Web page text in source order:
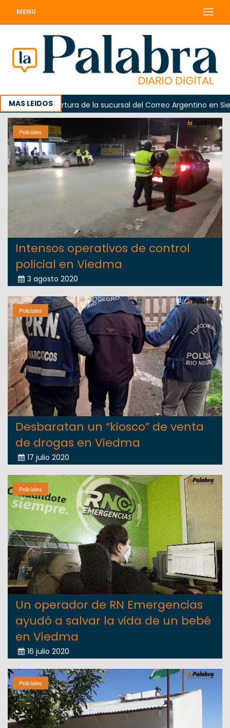
MENU
MAS LEIDOS
la reapertura de la sucursal del Correo Argentino en Sierra
Policiales
Intensos operativos de control
policial en Viedma
3 agosto 2020
Policiales
Desbaratan un “kiosco” de venta
de drogas en Viedma
17 julio 2020
Policiales
Un operador de RN Emergencias
ayudó a salvar la vida de un bebé
en Viedma
16 julio 2020
Policiales